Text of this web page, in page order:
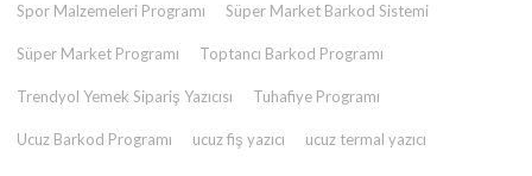
Spor Malzemeleri Programı Süper Market Barkod Sistemi
Süper Market Programı Toptancı Barkod Programı
Trendyol Yemek Sipariş Yazıcısı Tuhafiye Programı
Ucuz Barkod Programı ucuz fiş yazıcı ucuz termal yazıcı